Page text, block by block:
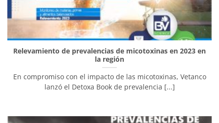
Relevamiento de prevalencias de micotoxinas en 2023 en
la región
En compromiso con el impacto de las micotoxinas, Vetanco
lanzó el Detoxa Book de prevalencia [...]